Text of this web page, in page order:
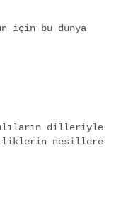
için bu dünya
dilleriyle
nesillere